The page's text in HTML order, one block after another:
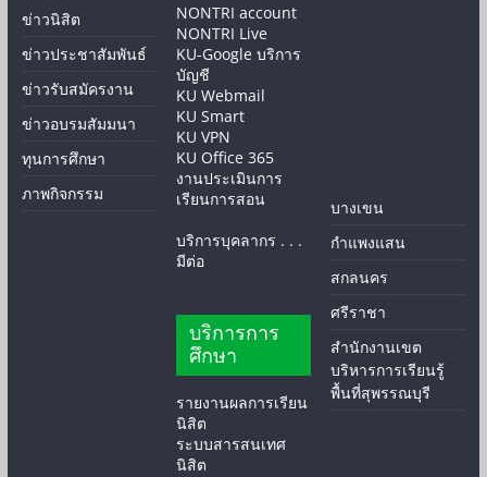
ข่าวนิสิต
ข่าวประชาสัมพันธ์
ข่าวรับสมัครงาน
ข่าวอบรมสัมมนา
ทุนการศึกษา
ภาพกิจกรรม
NONTRI account
NONTRI Live
KU-Google บริการ
บัญชี
KU Webmail
KU Smart
KU VPN
KU Office 365
งานประเมินการ
เรียนการสอน
บริการบุคลากร . . .
มีต่อ
บริการการ
ศึกษา
รายงานผลการเรียน
นิสิต
ระบบสารสนเทศ
นิสิต
บางเขน
กำแพงแสน
สกลนคร
ศรีราชา
สำนักงานเขต
บริหารการเรียนรู้
พื้นที่สุพรรณบุรี